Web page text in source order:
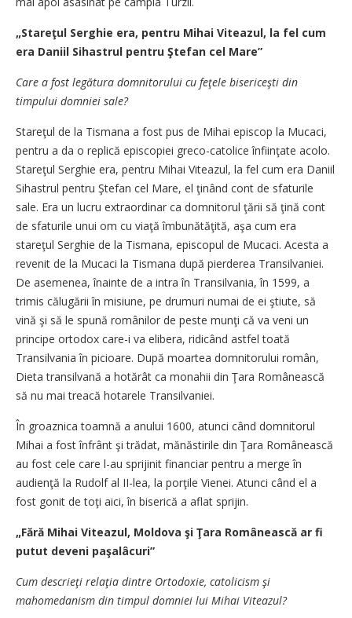
„Stareţul Serghie era, pentru Mihai Viteazul, la fel cum
era Daniil Sihastrul pentru Ştefan cel Mare”
Care a fost legătura domnitorului cu feţele bisericeşti din
timpului domniei sale?
Stareţul de la Tismana a fost pus de Mihai episcop la Mucaci,
pentru a da o replică episcopiei greco-catolice înfiinţate acolo.
Stareţul Serghie era, pentru Mihai Viteazul, la fel cum era Daniil
Sihastrul pentru Ştefan cel Mare, el ţinând cont de sfaturile
sale. Era un lucru extraordinar ca domnitorul ţării să ţină cont
de sfaturile unui om cu viaţă îmbunătăţită, aşa cum era
stareţul Serghie de la Tismana, episcopul de Mucaci. Acesta a
revenit de la Mucaci la Tismana după pierderea Transilvaniei.
De asemenea, înainte de a intra în Transilvania, în 1599, a
trimis călugării în misiune, pe drumuri numai de ei ştiute, să
vină şi să le spună românilor de peste munţi că va veni un
principe ortodox care-i va elibera, ridicând astfel toată
Transilvania în picioare. După moartea domnitorului român,
Dieta transilvană a hotărât ca monahii din Ţara Românească
să nu mai treacă hotarele Transilvaniei.
În groaznica toamnă a anului 1600, atunci când domnitorul
Mihai a fost înfrânt şi trădat, mănăstirile din Ţara Românească
au fost cele care l-au sprijinit financiar pentru a merge în
audienţă la Rudolf al II-lea, la porţile Vienei. Atunci când el a
fost gonit de toţi aici, în biserică a aflat sprijin.
„Fără Mihai Viteazul, Moldova şi Ţara Românească ar fi
putut deveni paşalâcuri”
Cum descrieţi relaţia dintre Ortodoxie, catolicism şi
mahomedanism din timpul domniei lui Mihai Viteazul?